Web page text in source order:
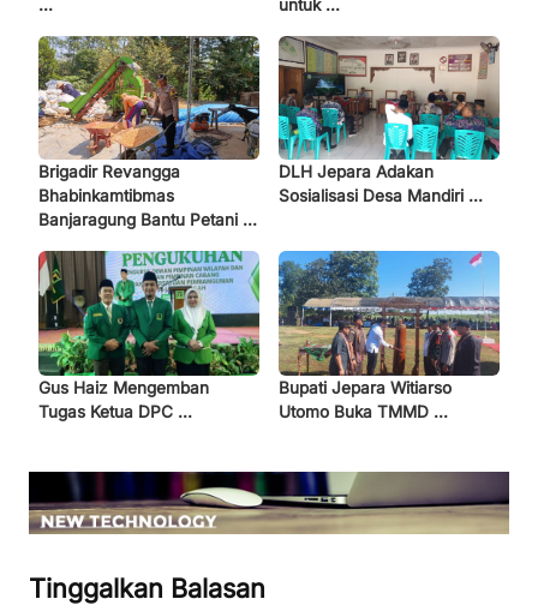
... untuk ...
Brigadir Revangga
Bhabinkamtibmas
Banjaragung Bantu Petani ...
DLH Jepara Adakan
Sosialisasi Desa Mandiri ...
Gus Haiz Mengemban
Tugas Ketua DPC ...
Bupati Jepara Witiarso
Utomo Buka TMMD ...
Tinggalkan Balasan